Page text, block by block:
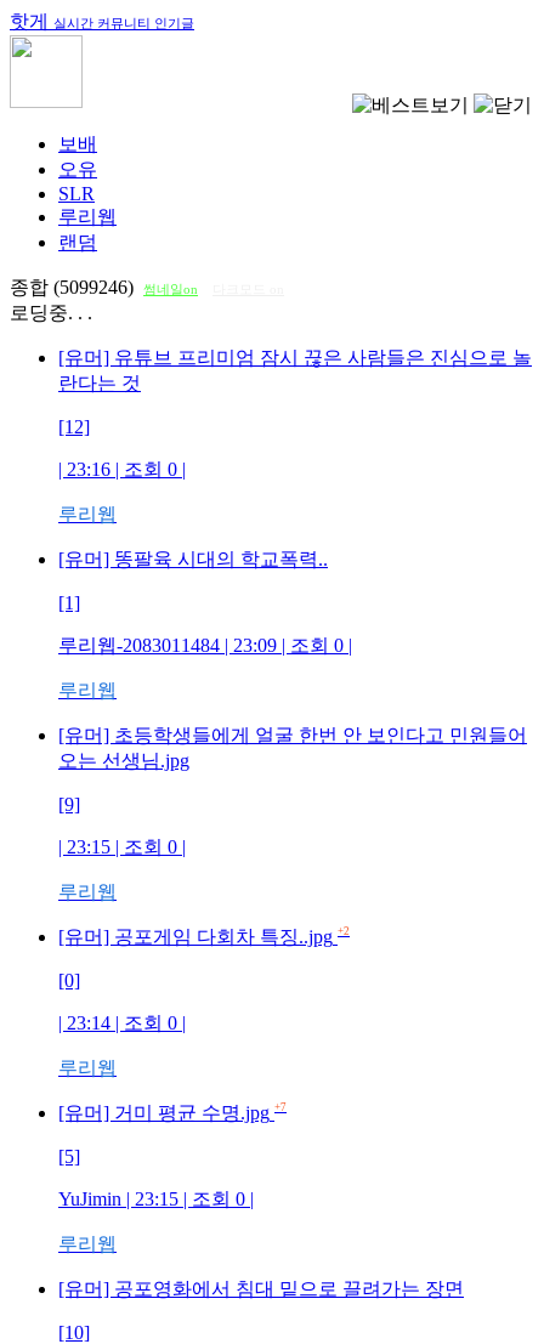
핫게 실시간 커뮤니티 인기글
보배
오유
SLR
루리웹
랜덤
종합 (5099246) 썸네일on
로딩중. . .
[유머] 유튜브 프리미엄 잠시 끊은 사람들은 진심으로 놀
란다는 것
[12]
| 23:16 | 조회 0 |
루리웹
[유머] 똥팔육 시대의 학교폭력..
[1]
루리웹-2083011484 | 23:09 | 조회 0 |
루리웹
[유머] 초등학생들에게 얼굴 한번 안 보인다고 민원들어
오는 선생님.jpg
[9]
| 23:15 | 조회 0 |
루리웹
[유머] 공포게임 다회차 특징..jpg +2
[0]
| 23:14 | 조회 0 |
루리웹
[유머] 거미 평균 수명.jpg +7
[5]
YuJimin | 23:15 | 조회 0 |
루리웹
[유머] 공포영화에서 침대 밑으로 끌려가는 장면
[10]